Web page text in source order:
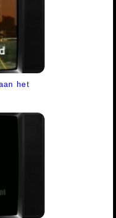
het